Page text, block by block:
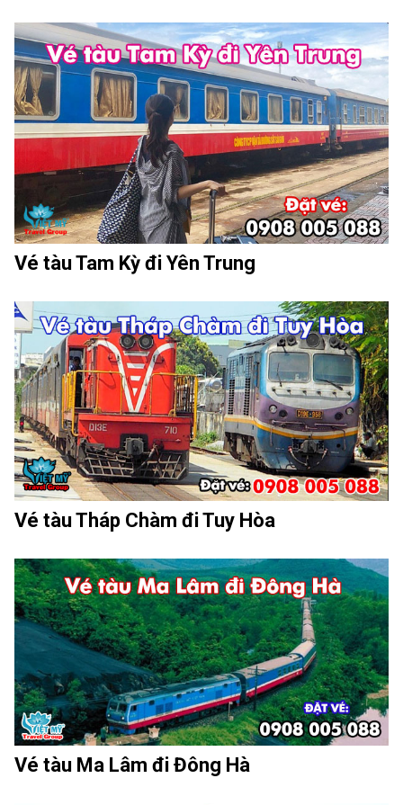
Vé tàu Tam Kỳ đi Yên Trung
Vé tàu Tháp Chàm đi Tuy Hòa
Vé tàu Ma Lâm đi Đông Hà